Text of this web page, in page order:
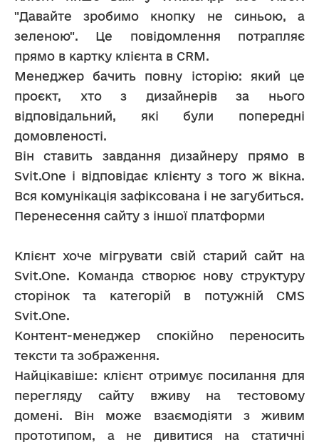
"Давайте зробимо кнопку не синьою, а
зеленою". Це повідомлення потрапляє
прямо в картку клієнта в CRM.
Менеджер бачить повну історію: який це
проєкт, хто з дизайнерів за нього
відповідальний, які були попередні
домовленості.
Він ставить завдання дизайнеру прямо в
Svit.One і відповідає клієнту з того ж вікна.
Вся комунікація зафіксована і не загубиться.
Перенесення сайту з іншої платформи
Клієнт хоче мігрувати свій старий сайт на
Svit.One. Команда створює нову структуру
сторінок та категорій в потужній CMS
Svit.One.
Контент-менеджер спокійно переносить
тексти та зображення.
Найцікавіше: клієнт отримує посилання для
перегляду сайту вживу на тестовому
домені. Він може взаємодіяти з живим
прототипом, а не дивитися на статичні